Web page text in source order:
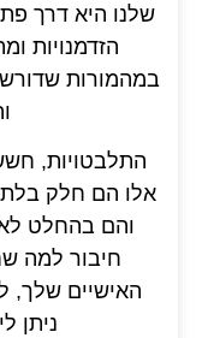
שלנו היא דרך
הזדמנויות
במהמורות
התלבטויות,
אלו הם חלק
והם בהחלט
חיבור למה
האישיים שלך,
ניתן